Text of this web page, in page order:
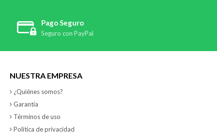
Pago Seguro
Seguro con PayPal
NUESTRA EMPRESA
¿Quiénes somos?
Garantía
Términos de uso
Política de privacidad